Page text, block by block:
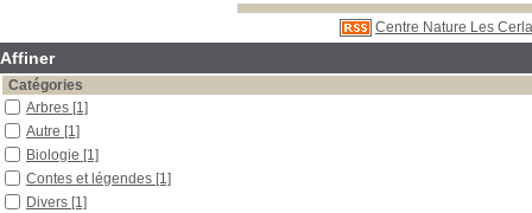
Centre Nature Les
Affiner
Catégories
Arbres [1]
Autre [1]
Biologie [1]
Contes et légendes [1]
Divers [1]